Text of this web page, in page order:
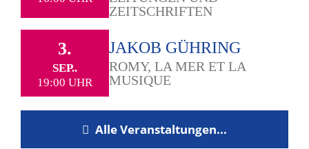
ZEITSCHRIFTEN
3.
SEP..
19:00 UHR
JAKOB GÜHRING
ROMY, LA MER ET LA
MUSIQUE
Alle Veranstaltungen...